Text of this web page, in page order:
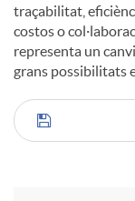
traçabilitat,
costos o
representa un
grans possibilitats
C